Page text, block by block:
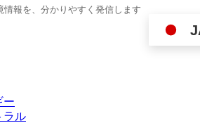
報を、分かりやすく発信します
ー
ラル